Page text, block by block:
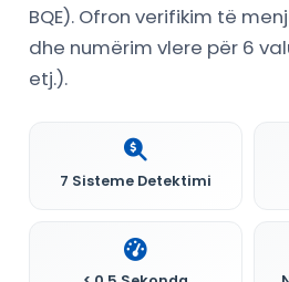
BQE). Ofron verifikim të
dhe numërim vlere për 6
etj.).
7 Sisteme Detektimi